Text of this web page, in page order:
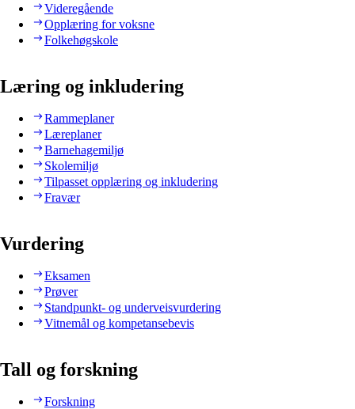
Videregående
Opplæring for voksne
Folkehøgskole
Læring og inkludering
Rammeplaner
Læreplaner
Barnehagemiljø
Skolemiljø
Tilpasset opplæring og inkludering
Fravær
Vurdering
Eksamen
Prøver
Standpunkt- og underveisvurdering
Vitnemål og kompetansebevis
Tall og forskning
Forskning